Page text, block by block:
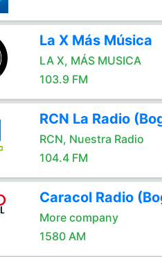
La X Más Música
LA X, MÁS MUSICA
103.9 FM
RCN La Radio
RCN, Nuestra Radio
104.4 FM
Caracol Radio
More company
1580 AM